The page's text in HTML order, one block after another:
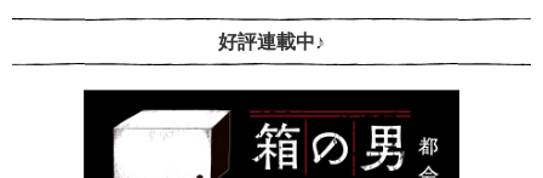
好評連載中♪